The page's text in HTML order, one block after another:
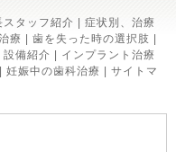
スタッフ紹介
症状別、治療
療 歯を失った時の選択肢
設備紹介
インプラント治療
妊娠中の歯科治療
サイトマ